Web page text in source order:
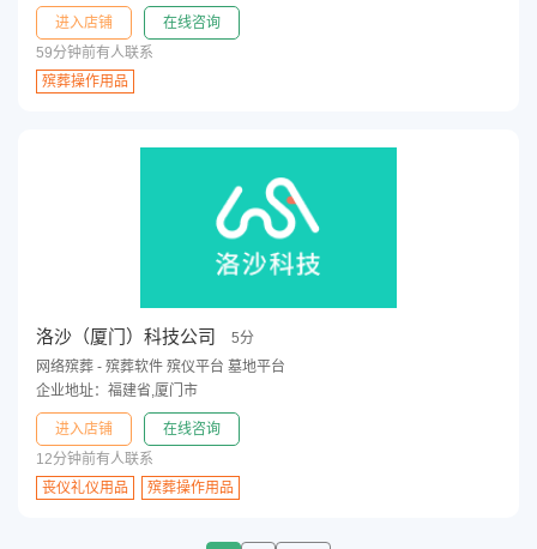
进入店铺
在线咨询
59分钟前有人联系
殡葬操作用品
洛沙（厦门）科技公司
5分
网络殡葬 - 殡葬软件 殡仪平台 墓地平台
企业地址：福建省,厦门市
进入店铺
在线咨询
12分钟前有人联系
丧仪礼仪用品
殡葬操作用品